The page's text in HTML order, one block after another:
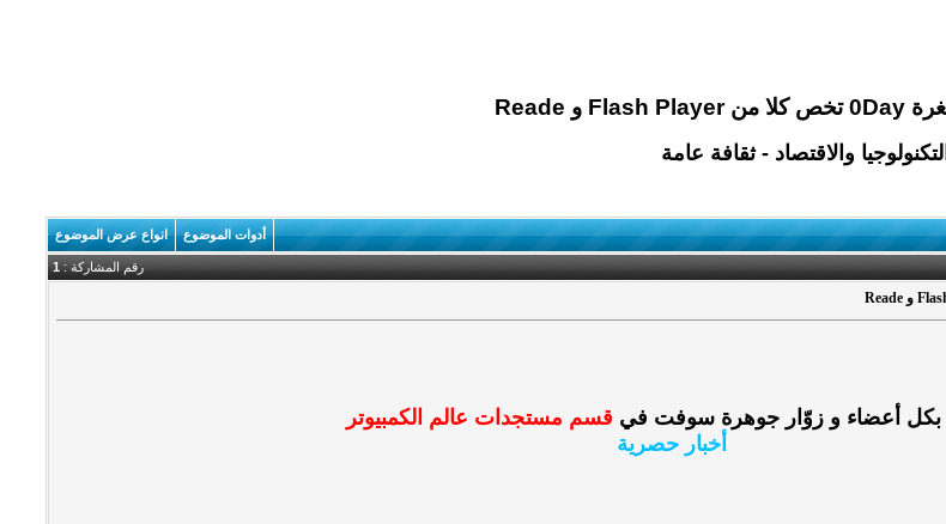
التكنولوجيا والاقتصاد - ثقافة عامة
أدوات الموضوع انواع عرض الموضوع
رقم المشاركة :1
بكل أعضاء و زوّار جوهرة سوفت في قسم مستجدات عالم الكمبيوتر
أخبار حصرية